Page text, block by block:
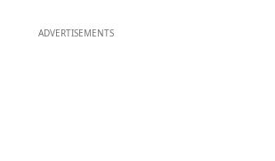
ADVERTISEMENTS